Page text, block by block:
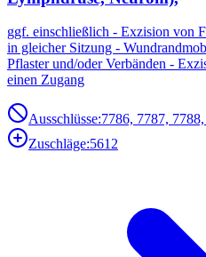
ggf. einschließlich - Exzision von
in gleicher Sitzung -
Pflaster und/oder Verbänden -
einen Zugang
Ausschlüsse:7786, 7787,
Zuschläge:5612